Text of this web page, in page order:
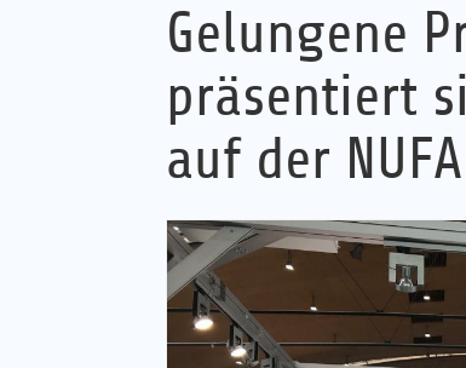
Gelungene
präsentiert
auf der